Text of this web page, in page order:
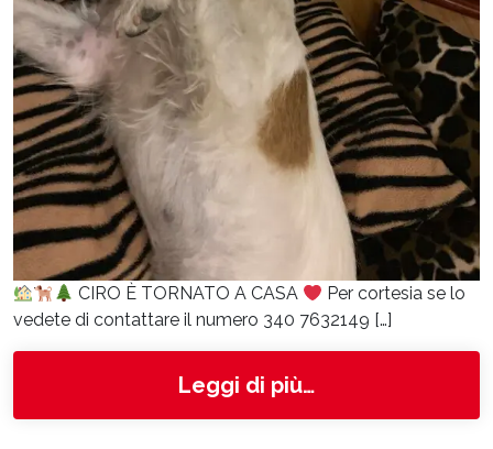
CIRO È TORNATO A CASA
Per cortesia se lo
vedete di contattare il numero 340 7632149 […]
Leggi di più…from Ciro